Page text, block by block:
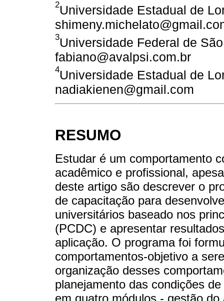
2Universidade Estadual de
3Universidade Federal de
fabiano@avalpsi.com.br
4Universidade Estadual de
nadiakienen@gmail.com
RESUMO
Estudar é um comportamento
acadêmico e profissional,
deste artigo são descrever o
de capacitação para
universitários baseado nos
(PCDC) e apresentar
aplicação. O programa foi
comportamentos-objetivo a
organização desses
planejamento das condições
em quatro módulos - gestão